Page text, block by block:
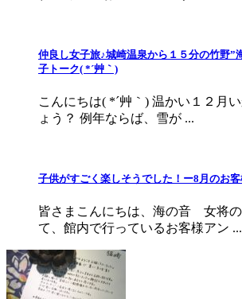
仲良し女子旅♪城崎温泉から１５分の竹野”
子トーク( *´艸｀)
こんにちは( *´艸｀) 温かい１２月
ょう？ 例年ならば、雪が ...
子供がすごく楽しそうでした！ー8月のお
皆さまこんにちは、海の音 女将の
て、館内で行っているお客様アン ...